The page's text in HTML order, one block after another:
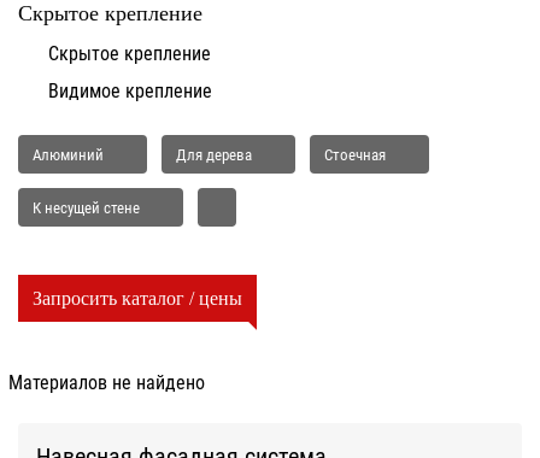
Скрытое крепление
Скрытое крепление
Видимое крепление
Алюминий Для дерева Стоечная
К несущей стене
Запросить каталог / цены
Материалов не найдено